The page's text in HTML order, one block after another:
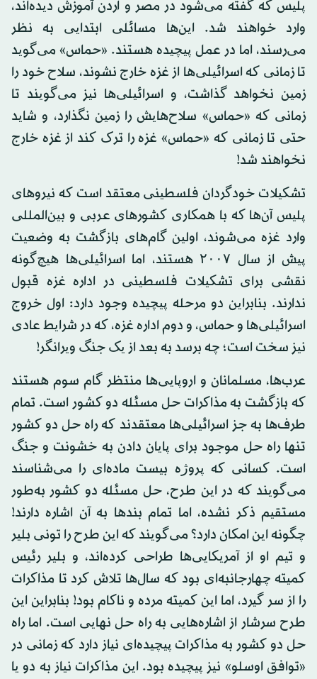
پلیس که گفته می‌شود در مصر و اردن آموزش دیده‌اند،
وارد خواهند شد. این‌ها مسائلی ابتدایی به نظر
می‌رسند، اما در عمل پیچیده هستند. «حماس» می‌گوید
تا زمانی که اسرائیلی‌ها از غزه خارج نشوند، سلاح خود را
زمین نخواهد گذاشت، و اسرائیلی‌ها نیز می‌گویند تا
زمانی که «حماس» سلاح‌هایش را زمین نگذارد، و شاید
حتی تا زمانی که «حماس» غزه را ترک کند از غزه خارج
نخواهند شد!
تشکیلات خودگردان فلسطینی معتقد است که نیروهای
پلیس آن‌ها که با همکاری کشورهای عربی و بین‌المللی
وارد غزه می‌شوند، اولین گام‌های بازگشت به وضعیت
پیش از سال ۲۰۰۷ هستند، اما اسرائیلی‌ها هیچ‌گونه
نقشی برای تشکیلات فلسطینی در اداره غزه قبول
ندارند. بنابراین دو مرحله پیچیده وجود دارد: اول خروج
اسرائیلی‌ها و حماس، و دوم اداره غزه، که در شرایط عادی
نیز سخت است؛ چه برسد به بعد از یک جنگ ویرانگر!
عرب‌ها، مسلمانان و اروپایی‌ها منتظر گام سوم هستند
که بازگشت به مذاکرات حل مسئله دو کشور است. تمام
طرف‌ها به جز اسرائیلی‌ها معتقدند که راه حل دو کشور
تنها راه حل موجود برای پایان دادن به خشونت و جنگ
است. کسانی که پروژه بیست ماده‌ای را می‌شناسند
می‌گویند که در این طرح، حل مسئله دو کشور به‌طور
مستقیم ذکر نشده، اما تمام بندها به آن اشاره دارند!
چگونه این امکان دارد؟ می‌گویند که این طرح را تونی بلیر
و تیم او از آمریکایی‌ها طراحی کرده‌اند، و بلیر رئیس
کمیته چهارجانبه‌ای بود که سال‌ها تلاش کرد تا مذاکرات
را از سر گیرد، اما این کمیته مرده و ناکام بود! بنابراین این
طرح سرشار از اشاره‌هایی به راه حل نهایی است. اما راه
حل دو کشور به مذاکرات پیچیده‌ای نیاز دارد که زمانی در
«توافق اوسلو» نیز پیچیده بود. این مذاکرات نیاز به دو یا